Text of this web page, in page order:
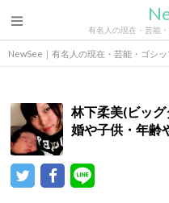
有名人の現在・芸能
NewSee｜有名人の現在・芸能・ゴシ
林下柔美(ビッ
婚や子供・年齢